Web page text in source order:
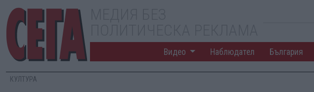
Видео Наблюдател България
КУЛТУРА